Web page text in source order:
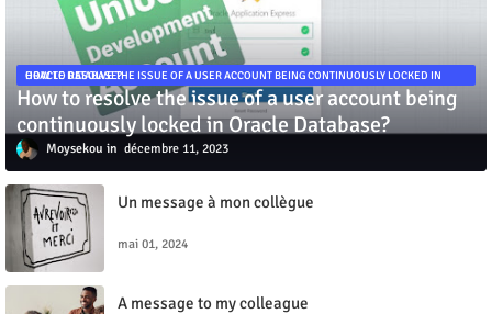
HOW TO RESOLVE THE ISSUE OF A USER ACCOUNT BEING CONTINUOUSLY LOCKED IN ORACLE DATABASE?
How to resolve the issue of a user account being
continuously locked in Oracle Database?
Moysekou décembre 11, 2023
Un message à mon collègue
mai 01, 2024
A message to my colleague